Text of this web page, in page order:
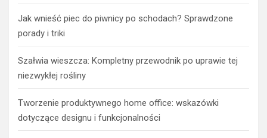
Jak wnieść piec do piwnicy po schodach? Sprawdzone
porady i triki
Szałwia wieszcza: Kompletny przewodnik po uprawie tej
niezwykłej rośliny
Tworzenie produktywnego home office: wskazówki
dotyczące designu i funkcjonalności